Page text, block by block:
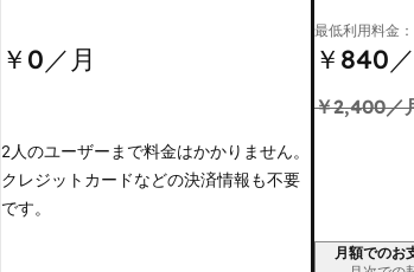
￥0／月
2人のユーザーまで料金はかかりません。
クレジットカードなどの決済情報も不要
です。
最低利用料金：
￥840
￥2,400／
請求期間
月額でのお